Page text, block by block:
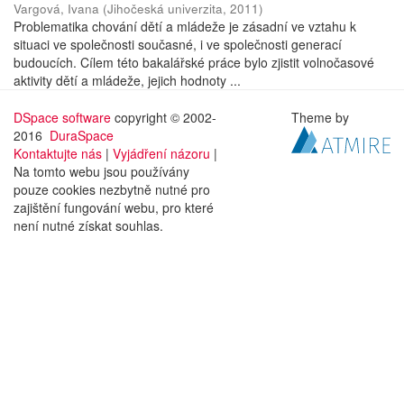
Vargová, Ivana (Jihočeská univerzita, 2011)
Problematika chování dětí a mládeže je zásadní ve vztahu k
situaci ve společnosti současné, i ve společnosti generací
budoucích. Cílem této bakalářské práce bylo zjistit volnočasové
aktivity dětí a mládeže, jejich hodnoty ...
DSpace software copyright © 2002-
2016 DuraSpace
Kontaktujte nás | Vyjádření názoru |
Na tomto webu jsou používány
pouze cookies nezbytně nutné pro
zajištění fungování webu, pro které
není nutné získat souhlas.
Theme by